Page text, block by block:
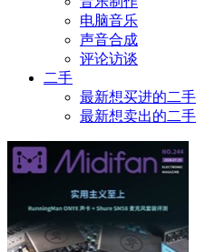
电脑音乐
声音合成
评论访谈
二手
最新想买进的二手
最新想卖出的二手